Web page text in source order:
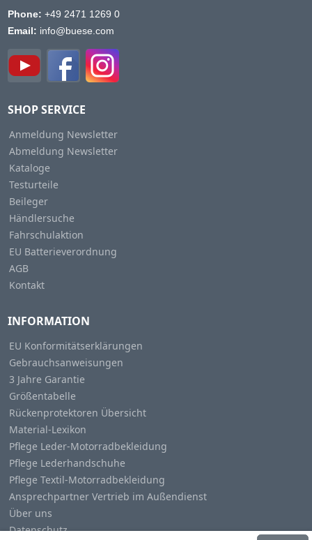
Phone: +49 2471 1269 0
Email: info@buese.com
SHOP SERVICE
Anmeldung Newsletter
Abmeldung Newsletter
Kataloge
Testurteile
Beileger
Händlersuche
Fahrschulaktion
EU Batterieverordnung
AGB
Kontakt
INFORMATION
EU Konformitätserklärungen
Gebrauchsanweisungen
3 Jahre Garantie
Größentabelle
Rückenprotektoren Übersicht
Material-Lexikon
Pflege Leder-Motorradbekleidung
Pflege Lederhandschuhe
Pflege Textil-Motorradbekleidung
Ansprechpartner Vertrieb im Außendienst
Über uns
Datenschutz